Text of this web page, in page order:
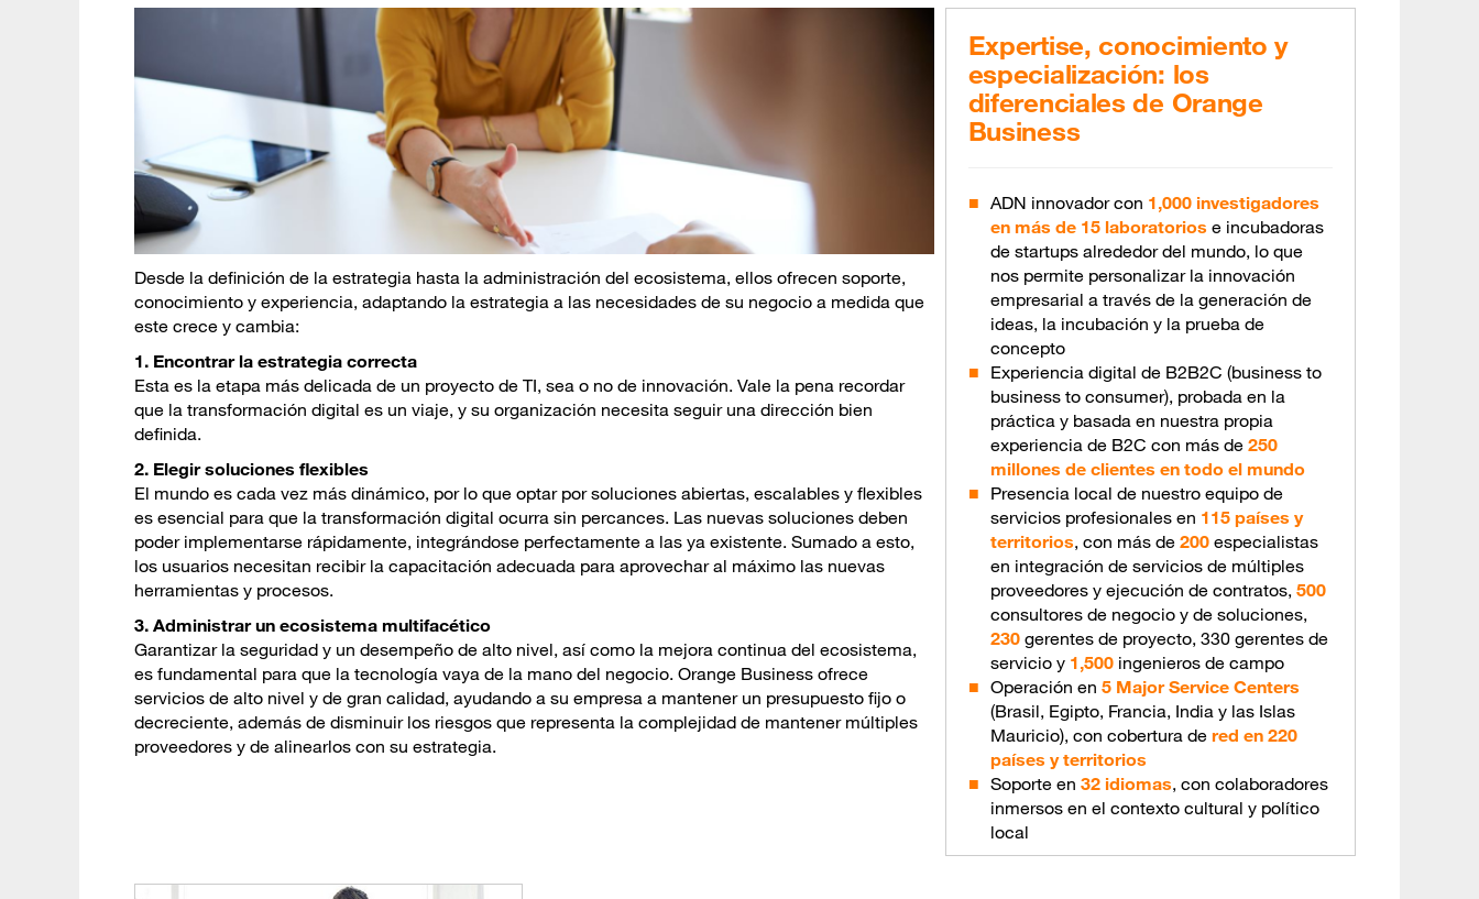
Desde la definición de la estrategia hasta la administración del ecosistema, ellos ofrecen soporte,
conocimiento y experiencia, adaptando la estrategia a las necesidades de su negocio a medida que
este crece y cambia:
1. Encontrar la estrategia correcta
Esta es la etapa más delicada de un proyecto de TI, sea o no de innovación. Vale la pena recordar
que la transformación digital es un viaje, y su organización necesita seguir una dirección bien
definida.
2. Elegir soluciones flexibles
El mundo es cada vez más dinámico, por lo que optar por soluciones abiertas, escalables y flexibles
es esencial para que la transformación digital ocurra sin percances. Las nuevas soluciones deben
poder implementarse rápidamente, integrándose perfectamente a las ya existente. Sumado a esto,
los usuarios necesitan recibir la capacitación adecuada para aprovechar al máximo las nuevas
herramientas y procesos.
3. Administrar un ecosistema multifacético
Garantizar la seguridad y un desempeño de alto nivel, así como la mejora continua del ecosistema,
es fundamental para que la tecnología vaya de la mano del negocio. Orange Business ofrece
servicios de alto nivel y de gran calidad, ayudando a su empresa a mantener un presupuesto fijo o
decreciente, además de disminuir los riesgos que representa la complejidad de mantener múltiples
proveedores y de alinearlos con su estrategia.
Expertise, conocimiento y
especialización: los
diferenciales de Orange
Business
ADN innovador con 1,000 investigadores
en más de 15 laboratorios e incubadoras
de startups alrededor del mundo, lo que
nos permite personalizar la innovación
empresarial a través de la generación de
ideas, la incubación y la prueba de
concepto
Experiencia digital de B2B2C (business to
business to consumer), probada en la
práctica y basada en nuestra propia
experiencia de B2C con más de 250
millones de clientes en todo el mundo
Presencia local de nuestro equipo de
servicios profesionales en 115 países y
territorios, con más de 200especialistas
en integración de servicios de múltiples
proveedores y ejecución de contratos, 500
consultores de negocio y de soluciones,
230gerentes de proyecto, 330 gerentes de
servicio y 1,500ingenieros de campo
Operación en 5 Major Service Centers
(Brasil, Egipto, Francia, India y las Islas
Mauricio), con cobertura de red en 220
países y territorios
Soporte en 32 idiomas, con colaboradores
inmersos en el contexto cultural y político
local